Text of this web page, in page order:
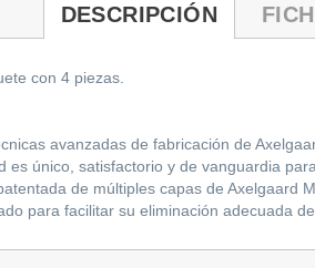
DESCRIPCIÓN
con 4 piezas.
avanzadas de fabricación de
único, satisfactorio y de vanguardia
de múltiples capas de Axelgaard
para facilitar su eliminación adecuada